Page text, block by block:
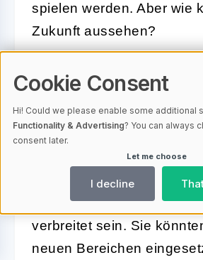
spielen werden. Aber wie
Zukunft aussehen?
Betriebssysteme zum
viele digitale
Dienste
werden. Sie
Bereichen wie dem
dem dezentralen
dem Supply Chain
verbreitet sein. Sie
neuen Bereichen
Cookie Consent
Hi! Could we please enable some additional
Functionality & Advertising? You can always
consent later.
Let me choose
I decline